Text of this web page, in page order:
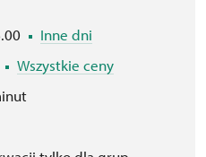
Inne dni
Wszystkie ceny